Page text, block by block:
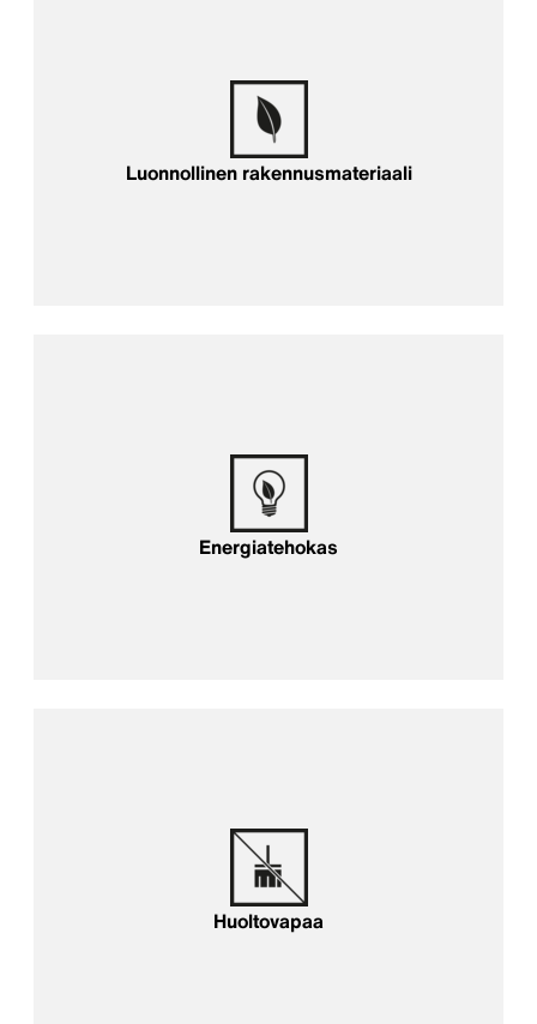
Luonnollinen rakennusmateriaali
Energiatehokas
Huoltovapaa